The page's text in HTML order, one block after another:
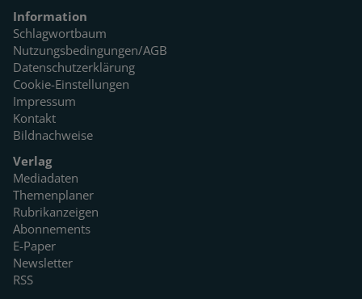
Information
Schlagwortbaum
Nutzungsbedingungen/AGB
Datenschutzerklärung
Cookie-Einstellungen
Impressum
Kontakt
Bildnachweise
Verlag
Mediadaten
Themenplaner
Rubrikanzeigen
Abonnements
E-Paper
Newsletter
RSS